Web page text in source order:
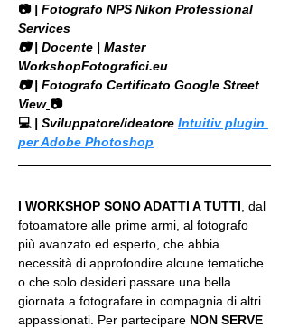
📷 | Fotografo NPS Nikon Professional
Services
​📷 | Docente | Master
WorkshopFotografici.eu
📷 | Fotografo Certificato Google Street
View 📷
💻 | Sviluppatore/ideatore Intuitiv plugin
per Adobe Photoshop
I WORKSHOP SONO ADATTI A TUTTI , dal
fotoamatore alle prime armi, al fotografo
più avanzato ed esperto, che abbia
necessità di approfondire alcune tematiche
o che solo desideri passare una bella
giornata a fotografare in compagnia di altri
appassionati. Per partecipare NON SERVE